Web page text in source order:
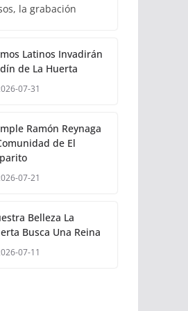
la grabación
Latinos Invadirán
de La Huerta
07-31
Ramón Reynaga
de El
07-21
Belleza La
Busca Una Reina
07-11